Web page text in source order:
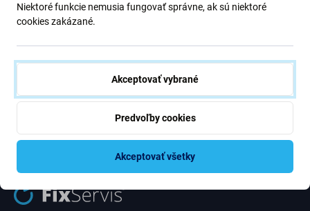
Prihláste sa na odber newslettera ohľadom zliav a noviniek z našej
ponuky.
Odoberať
Súhlasím s odberom noviniek
Niektoré funkcie nemusia fungovať správne, ak sú niektoré
cookies zakázané.
Akceptovať vybrané
Predvoľby cookies
Akceptovať všetky